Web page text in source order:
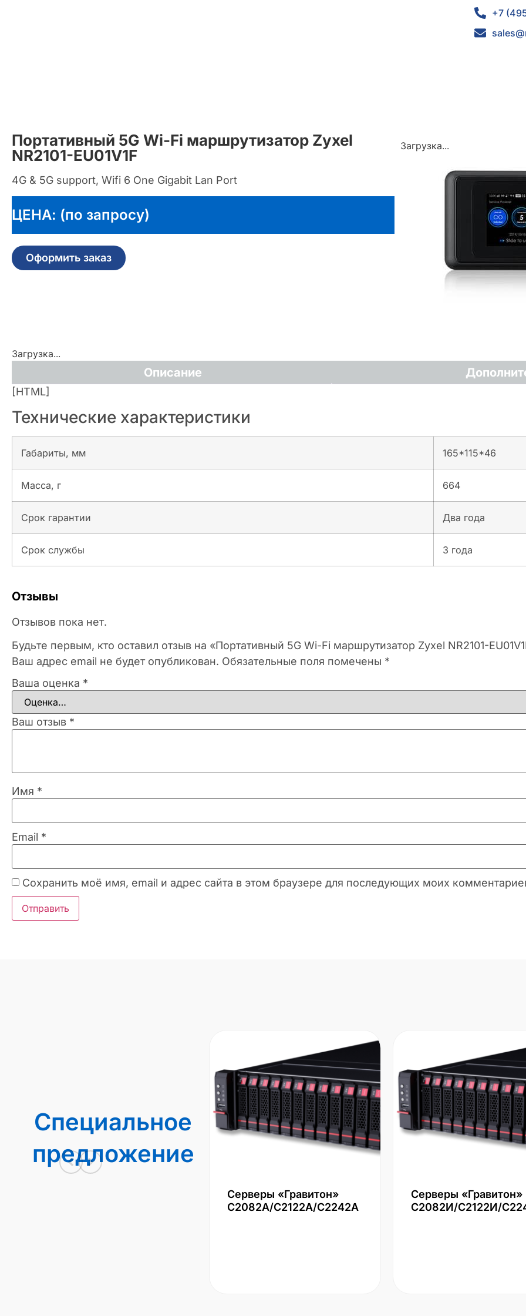
+7
Портативный 5G Wi-Fi маршрутизатор Zyxel
NR2101-EU01V1F
4G & 5G support, Wifi 6 One Gigabit Lan Port
ЦЕНА: (по запросу)
Оформить заказ
Загрузка...
Загрузка...
Описание
[HTML]
Технические характеристики
Габариты, мм 165*115*46
Масса, г 664
Срок гарантии Два года
Срок службы 3 года
Отзывы
Отзывов пока нет.
Будьте первым, кто оставил отзыв на «Портативный 5G Wi-Fi маршрутизатор Zyxel NR2101-
Ваш адрес email не будет опубликован. Обязательные поля помечены *
Ваша оценка *
Ваш отзыв *
Имя *
Email *
Сохранить моё имя, email и адрес сайта в этом браузере для последующих моих
Специальное
предложение
Серверы «Гравитон»
С2082А/С2122А/С2242А
Серверы «Гравитон»
С2082И/С2122И/